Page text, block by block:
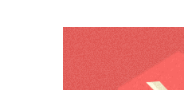
pre
grafikov